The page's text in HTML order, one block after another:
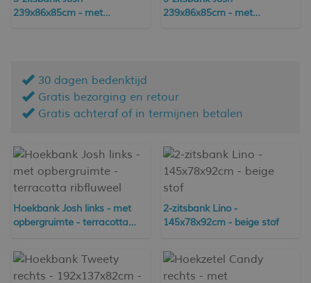
239x86x85cm - met
239x86x85cm - met
30 dagen bedenktijd
Gratis bezorging en retour
Gratis achteraf of in termijnen betalen
Hoekbank Josh links - met
opbergruimte - terracotta
2-zitsbank Lino -
145x78x92cm - beige stof